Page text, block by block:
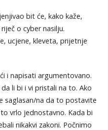
bit će, kako kaže,
o cyber nasilju.
ucjene, kleveta, prijetnje
i napisati argumentovano.
li bi i vi pristali na to. Ako
saglasan/na da to postavite
vrlo jednostavno. Kada bi
nikakvi zakoni. Počnimo